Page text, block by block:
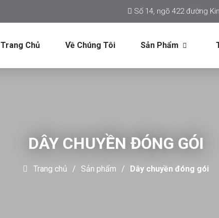
Số 14, ngõ 422 đường
Trang Chủ Về Chúng Tôi Sản Phẩm
DÂY CHUYỀN ĐÓNG GÓI
Trang chủ Sản phẩm Dây chuyền đóng gói